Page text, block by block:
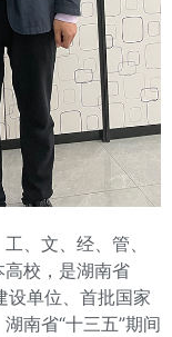
、文、经、管、
校，是湖南省
单位、首批国家
南省“十三五”期间